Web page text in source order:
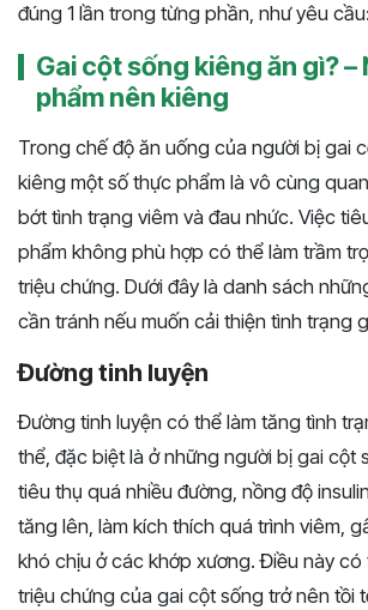
đúng 1 lần trong từng phần, như yêu cầu:
Gai cột sống kiêng ăn gì?
phẩm nên kiêng
Trong chế độ ăn uống của người bị gai
kiêng một số thực phẩm là vô cùng
bớt tình trạng viêm và đau nhức. Việc
phẩm không phù hợp có thể làm trầm
triệu chứng. Dưới đây là danh sách
cần tránh nếu muốn cải thiện tình trạng
Đường tinh luyện
Đường tinh luyện có thể làm tăng tình
thể, đặc biệt là ở những người bị gai cột
tiêu thụ quá nhiều đường, nồng độ
tăng lên, làm kích thích quá trình viêm,
khó chịu ở các khớp xương. Điều này có
triệu chứng của gai cột sống trở nên tồi